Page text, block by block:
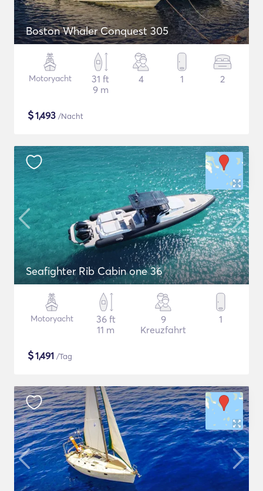
Boston Whaler Conquest 305
Motoryacht
31 ft
9 m
4 1 2
$1,493 /Nacht
Seafighter Rib Cabin one 36
Motoryacht
36 ft
11 m
9
Kreuzfahrt
1
$1,491 /Tag